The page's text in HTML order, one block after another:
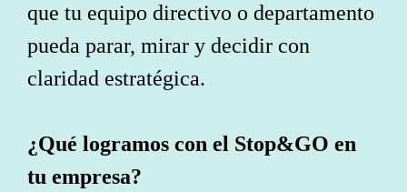
que tu equipo directivo o departamento
pueda parar, mirar y decidir con
claridad estratégica.
¿Qué logramos con el Stop&GO en
tu empresa?